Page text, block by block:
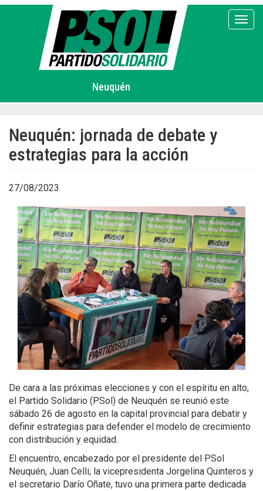
Pasar
Neuquén
Neuquén: jornada de debate y
estrategias para la acción
27/08/2023
De cara a las próximas elecciones y con el espíritu en alto,
el Partido Solidario (PSol) de Neuquén se reunió este
sábado 26 de agosto en la capital provincial para debatir y
definir estrategias para defender el modelo de crecimiento
con distribución y equidad.
El encuentro, encabezado por el presidente del PSol
Neuquén, Juan Celli; la vicepresidenta Jorgelina Quinteros y
el secretario Darío Oñate, tuvo una primera parte dedicada